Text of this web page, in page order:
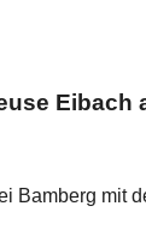
Eibach
Bamberg mit